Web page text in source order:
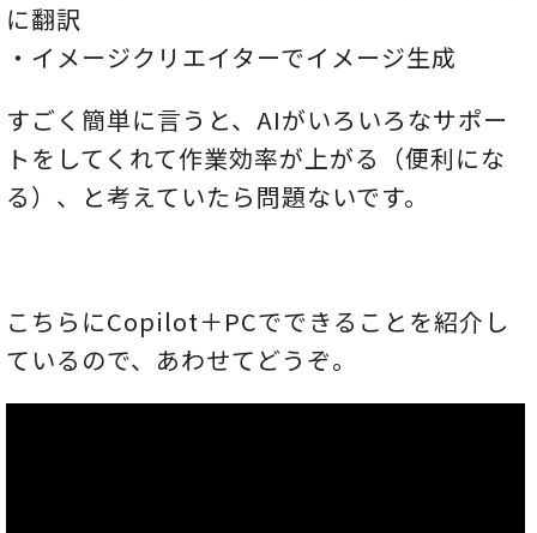
に翻訳
・イメージクリエイターでイメージ生成
すごく簡単に言うと、AIがいろいろなサポー
トをしてくれて作業効率が上がる（便利にな
る）、と考えていたら問題ないです。
こちらにCopilot＋PCでできることを紹介し
ているので、あわせてどうぞ。